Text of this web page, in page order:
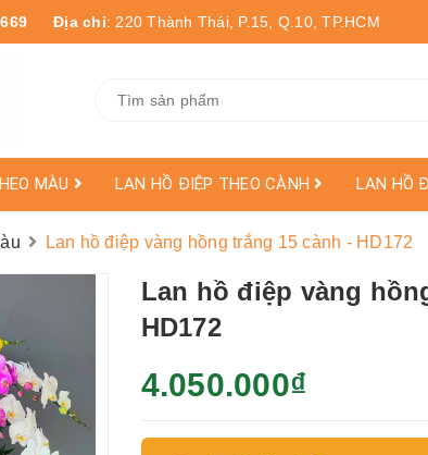
Địa chỉ: 220 Thành Thái, P.15, Q.10, TP.HCM
MÀU LAN HỒ ĐIỆP THEO CÀNH LAN HỒ
Lan hồ điệp vàng hồng trắng 15 cành - HD172
Lan hồ điệp vàng
HD172
4.050.000₫